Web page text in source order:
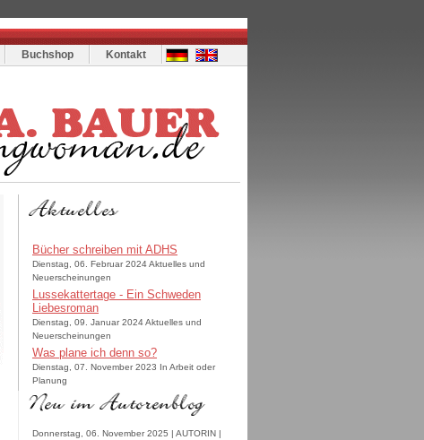
Buchshop Kontakt
Bücher schreiben mit ADHS
Dienstag, 06. Februar 2024 Aktuelles und
Neuerscheinungen
Lussekattertage - Ein Schweden
Liebesroman
Dienstag, 09. Januar 2024 Aktuelles und
Neuerscheinungen
Was plane ich denn so?
Dienstag, 07. November 2023 In Arbeit oder
Planung
Donnerstag, 06. November 2025 | AUTORIN |